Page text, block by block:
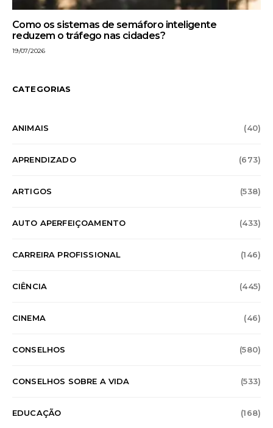
Como os sistemas de semáforo inteligente
reduzem o tráfego nas cidades?
19/07/2026
CATEGORIAS
ANIMAIS (40)
APRENDIZADO (673)
ARTIGOS (538)
AUTO APERFEIÇOAMENTO (433)
CARREIRA PROFISSIONAL (146)
CIÊNCIA (445)
CINEMA (46)
CONSELHOS (580)
CONSELHOS SOBRE A VIDA (533)
EDUCAÇÃO (168)